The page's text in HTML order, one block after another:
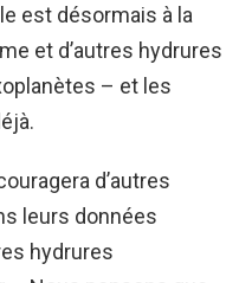
est désormais à la
et d’autres hydrures
– et les
d’autres
leurs données
hydrures